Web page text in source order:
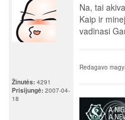
Žinutės: 4291
Prisijungė: 2007-04-
18
Na, tai
Kaip ir
vadinasi
Redagavo